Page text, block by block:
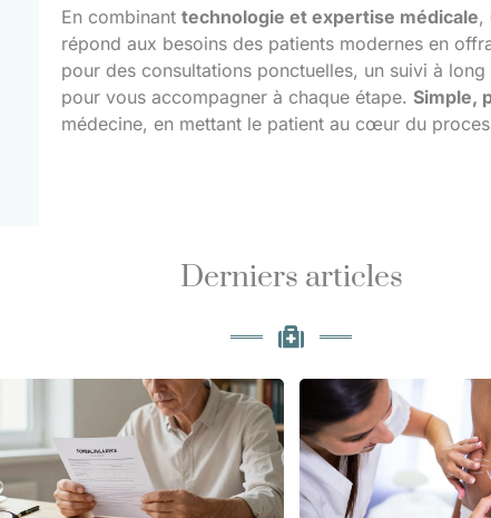
En combinant technologie et expertise médicale,
répond aux besoins des patients modernes en
pour des consultations ponctuelles, un suivi à
pour vous accompagner à chaque étape. Simple,
médecine, en mettant le patient au cœur du
Derniers articles